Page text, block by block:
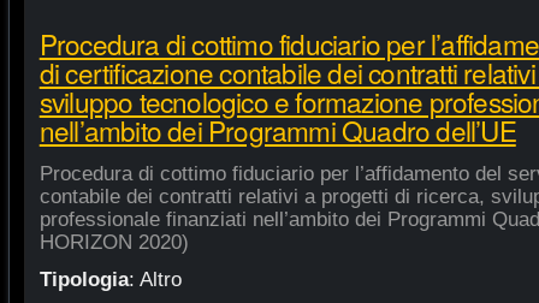
Procedura di cottimo fiduciario per
di certificazione contabile dei contratti
sviluppo tecnologico e formazione
nell’ambito dei Programmi Quadro dell’UE
Procedura di cottimo fiduciario per l’affidamento del
contabile dei contratti relativi a progetti di ricerca,
professionale finanziati nell’ambito dei Programmi
HORIZON 2020)
Tipologia: Altro